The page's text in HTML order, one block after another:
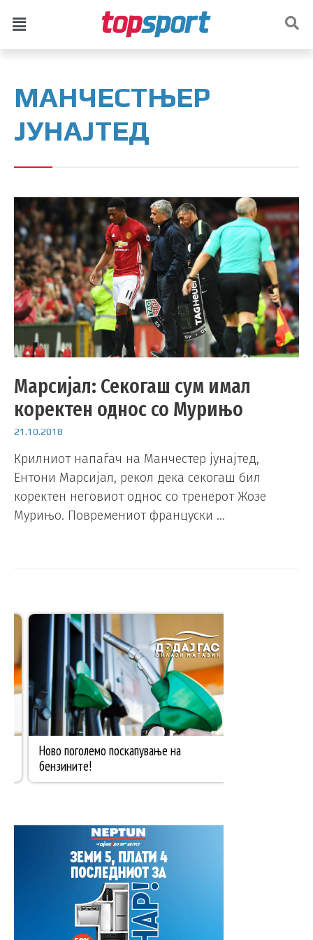
МАНЧЕСТЊЕР
ЈУНАЈТЕД
Марсијал: Секогаш сум имал
коректен однос со Мурињо
21.10.2018
Крилниот напаѓач на Манчестер јунајтед,
Ентони Марсијал, рекол дека секогаш бил
коректен неговиот однос со тренерот Жозе
Мурињо. Повремениот француски …